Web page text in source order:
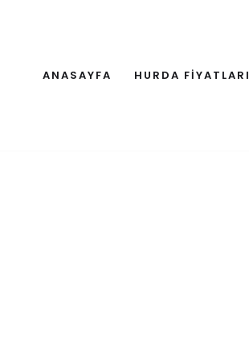
ANASAYFA HURDA FİYATLARI